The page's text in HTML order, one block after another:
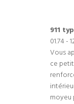
911
01.74 -
Vous
ce
moyeu